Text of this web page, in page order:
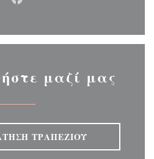
Facebook ((ανοίγει σε νέο
μαζί μας
ΤΡΑΠΕΖΙΟΎ